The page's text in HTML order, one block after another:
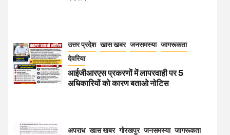
उत्तर प्रदेश खास खबर जनसमस्या जागरूकता
देवरिया
आईजीआरएस प्रकरणों में लापरवाही पर 5
अधिकारियों को कारण बताओ नोटिस
अपराध खास खबर गोरखपुर जनसमस्या जागरूकता